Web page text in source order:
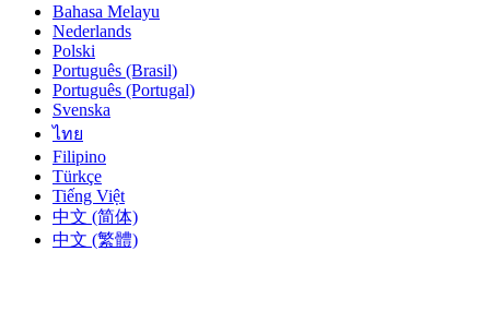
Bahasa Melayu
Nederlands
Polski
Português (Brasil)
Português (Portugal)
Svenska
ไทย
Filipino
Türkçe
Tiếng Việt
中文 (简体)
中文 (繁體)